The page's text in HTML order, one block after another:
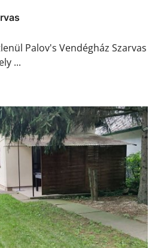
Palov's Vendégház Szarvas
...